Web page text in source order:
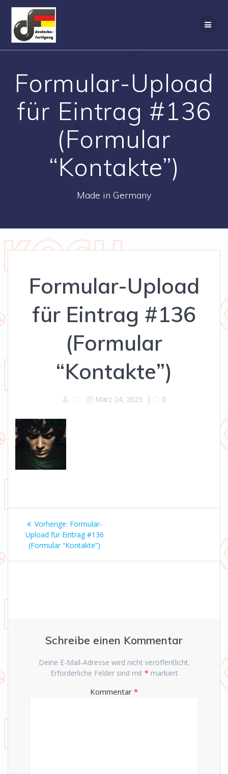
Formular-Upload
für Eintrag #136
(Formular
“Kontakte”)
Made in Germany
Formular-Upload
für Eintrag #136
(Formular
“Kontakte”)
März 24, 2025 | 0
Beitrags-
Navigation
Vorherige: Vorheriger
Beitrag:
Formular-
Upload für Eintrag #136
(Formular “Kontakte”)
Schreibe einen Kommentar
Deine E-Mail-Adresse wird nicht veröffentlicht.
Erforderliche Felder sind mit * markiert
Kommentar *